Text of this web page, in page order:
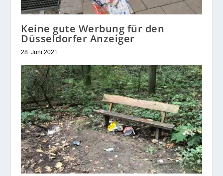
Keine gute Werbung für den
Düsseldorfer Anzeiger
28. Juni 2021